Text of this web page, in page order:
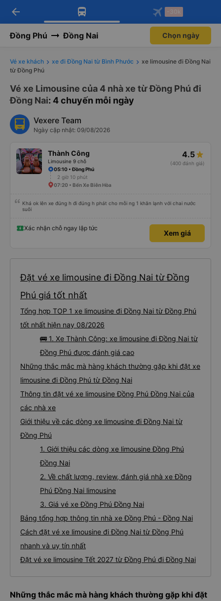
Tải app Vexere ngay!
Nhận ưu đãi thành viên độc
Mở app
Tải app Vexere
-30k/ghế khi đặt vé máy bay qua
Mở app
arrow_back -30k
Đồng Phú Đồng Nai Chọn ngày
Vé xe khách xe đi Đồng Nai từ Bình Phước
xe limousine đi Đồng Nai
từ Đồng Phú
Vé xe Limousine của 4 nhà xe từ Đồng Phú đi
Đồng Nai: 4 chuyến mỗi ngày
Vexere Team
Ngày cập nhật: 09/08/2026
Thành Công
Limousine 9 chỗ
4.5
(400 đánh giá)
05:10 • Đồng Phú
2 giờ 10 phút
07:20 • Bến Xe Biên Hòa
Khá ok lên xe đúng h đi đúng h phát cho mỗi ng 1 khăn lạnh với chai nước
suôi
Xác nhận chỗ ngay lập tức
Xem giá
Đặt vé xe limousine đi Đồng Nai từ Đồng
Phú giá tốt nhất
Tổng hợp TOP 1 xe limousine đi Đồng Nai từ Đồng Phú
tốt nhất hiện nay 08/2026
🚌 1. Xe Thành Công: xe limousine đi Đồng Nai từ
Đồng Phú được đánh giá cao
Những thắc mắc mà hàng khách thường gặp khi đặt xe
limousine đi Đồng Phú từ Đồng Nai
Thông tin đặt vé xe limousine Đồng Phú Đồng Nai của
các nhà xe
Giới thiệu về các dòng xe limousine đi Đồng Nai từ
Đồng Phú
1. Giới thiệu các dòng xe limousine Đồng Phú
Đồng Nai
2. Về chất lượng, review, đánh giá nhà xe Đồng
Phú Đồng Nai limousine
3. Giá vé xe Đồng Phú Đồng Nai
Bảng tổng hợp thông tin nhà xe Đồng Phú - Đồng Nai
Cách đặt vé xe limousine đi Đồng Nai từ Đồng Phú
nhanh và uy tín nhất
Đặt vé xe limousine Tết 2027 từ Đồng Phú đi Đồng Nai
Những thắc mắc mà hàng khách thường gặp khi đặt